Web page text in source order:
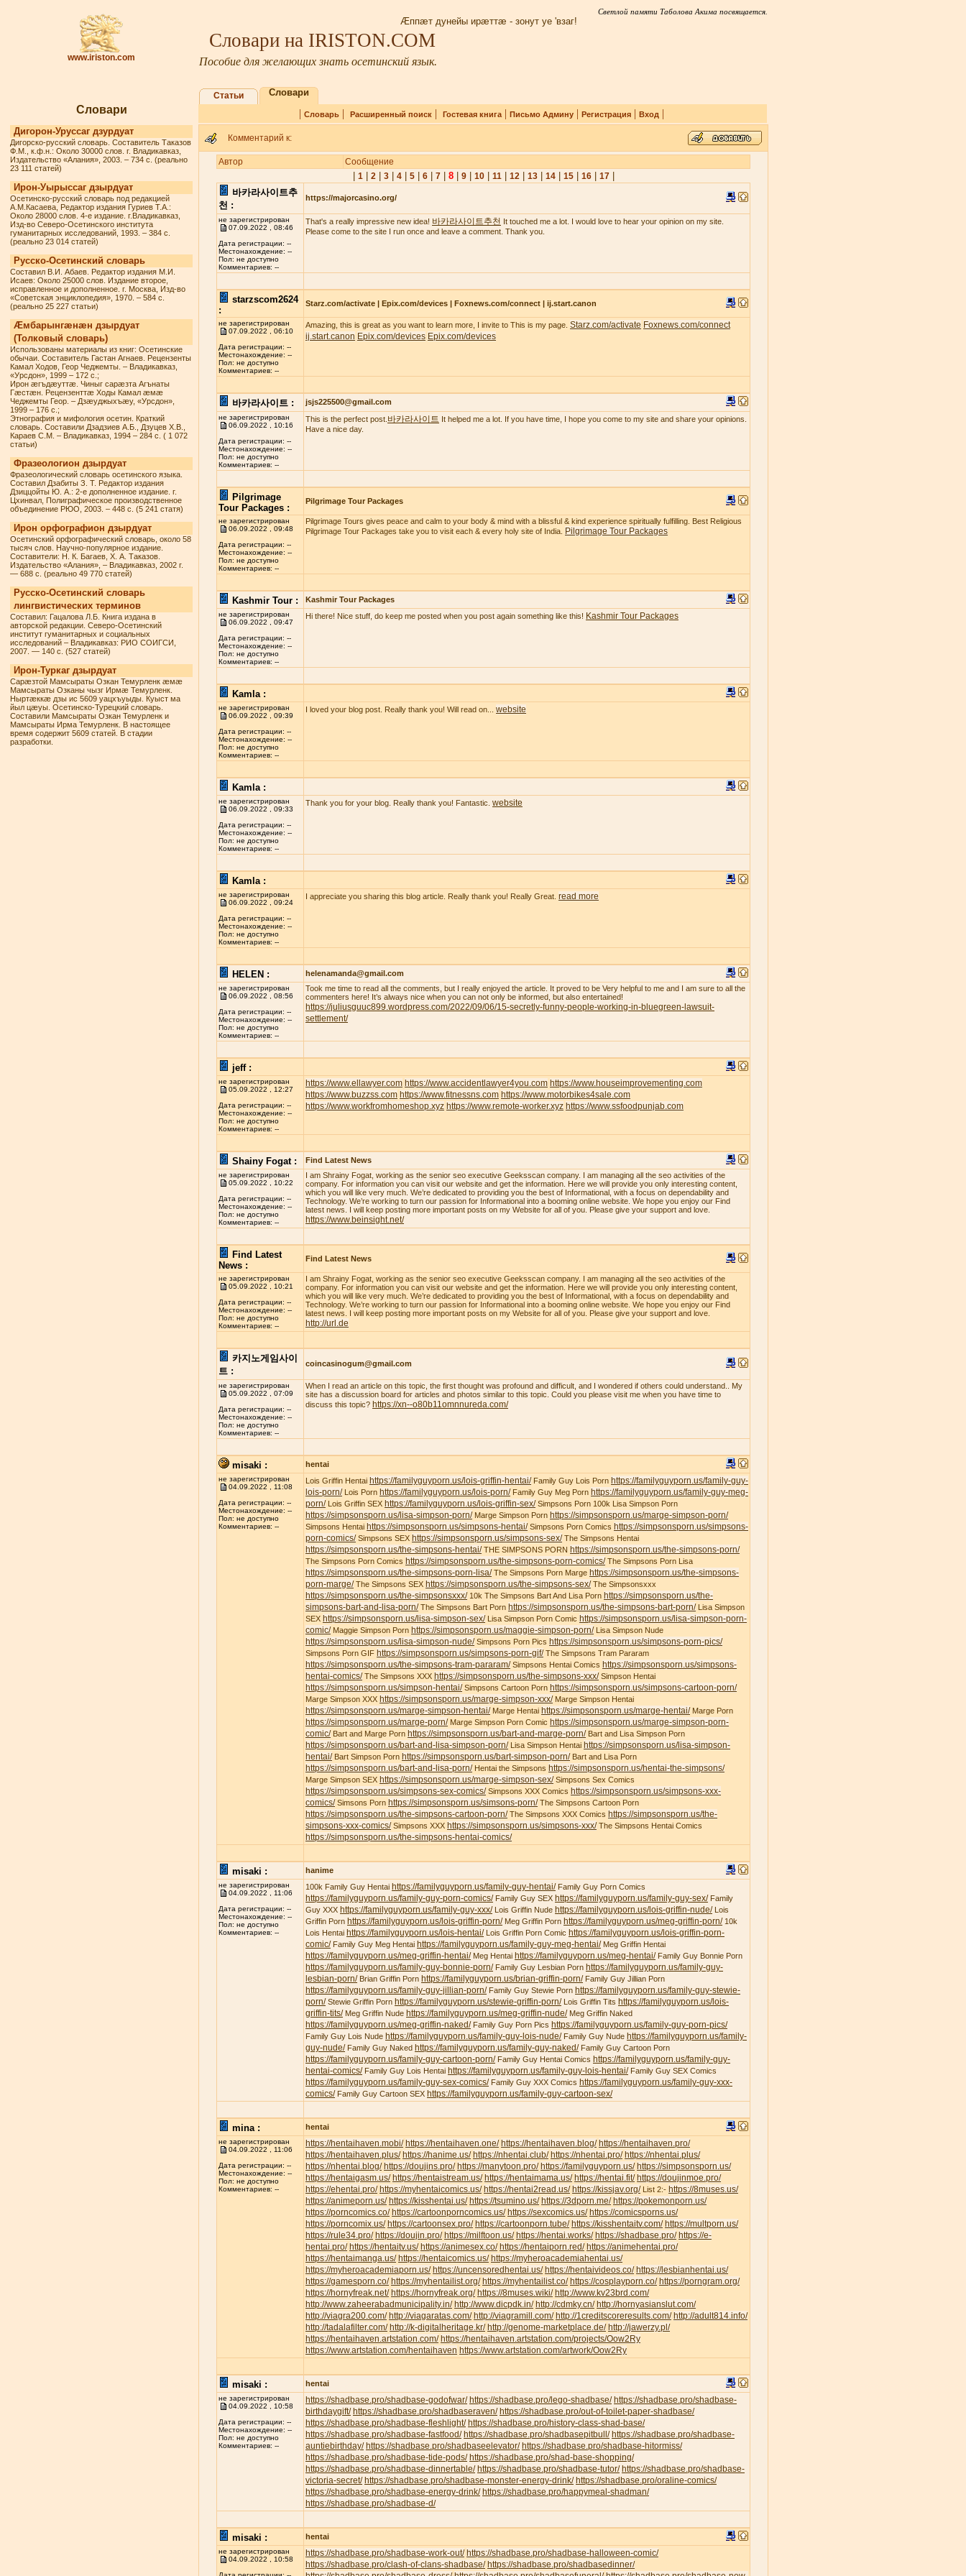
www.iriston.com
Светлой памяти Таболова Акима посвящается.
Æппæт дунейы ирæттæ - зонут уе 'взаг!
Словари на IRISTON.COM
Пособие для желающих знать осетинский язык.
Словари
Дигорон-Уруссаг дзурдуат
Дигорско-русский словарь. Составитель Таказов
Ф.М., к.ф.н.: Около 30000 слов. г. Владикавказ,
Издательство «Алания», 2003. – 734 с. (реально
23 111 статей)
Ирон-Уырыссаг дзырдуат
Осетинско-русский словарь под редакцией
А.М.Касаева, Редактор издания Гуриев Т.А.:
Около 28000 слов. 4-е издание. г.Владикавказ,
Изд-во Северо-Осетинского института
гуманитарных исследований, 1993. – 384 с.
(реально 23 014 статей)
Русско-Осетинский словарь
Составил В.И. Абаев. Редактор издания М.И.
Исаев: Около 25000 слов. Издание второе,
исправленное и дополненное. г. Москва, Изд-во
«Советская энциклопедия», 1970. – 584 с.
(реально 25 227 статьи)
Æмбарынгæнæн дзырдуат
(Толковый словарь)
Использованы материалы из книг: Осетинские
обычаи. Составитель Гастан Агнаев. Рецензенты
Камал Ходов, Геор Чеджемты. – Владикавказ,
«Урсдон», 1999 – 172 с.;
Ирон æгъдæуттæ. Чиныг сарæзта Агънаты
Гæстæн. Рецензенттæ Ходы Камал æмæ
Чеджемты Геор. – Дзæуджыхъæу, «Урсдон»,
1999 – 176 с.;
Этнография и мифология осетин. Краткий
словарь. Составили Дзадзиев А.Б., Дзуцев Х.В.,
Караев С.М. – Владикавказ, 1994 – 284 с. ( 1 072
статьи)
Фразеологион дзырдуат
Фразеологический словарь осетинского языка.
Составил Дзабиты З. Т. Редактор издания
Дзиццойты Ю. А.: 2-е дополненное издание. г.
Цхинвал, Полиграфическое производственное
объединение РЮО, 2003. – 448 с. (5 241 статя)
Ирон орфографион дзырдуат
Осетинский орфографический словарь, около 58
тысяч слов. Научно-популярное издание.
Составители: Н. К. Багаев, Х. А. Таказов.
Издательство «Алания», – Владикавказ, 2002 г.
— 688 с. (реально 49 770 статей)
Русско-Осетинский словарь
лингвистических терминов
Составил: Гацалова Л.Б. Книга издана в
авторской редакции. Северо-Осетинский
институт гуманитарных и социальных
исследований – Владикавказ: РИО СОИГСИ,
2007. — 140 с. (527 статей)
Ирон-Туркаг дзырдуат
Сарæзтой Мамсыраты Озкан Темурленк æмæ
Мамсыраты Озканы чызг Ирмæ Темурленк.
Ныртæккæ дзы ис 5609 уацхъуыды. Куыст ма
йыл цæуы. Осетинско-Турецкий словарь.
Составили Мамсыраты Озкан Темурленк и
Мамсыраты Ирма Темурленк. В настоящее
время содержит 5609 статей. В стадии
разработки.
Статьи Словари
| Словарь| Расширенный поиск| Гостевая книга| Письмо Админу| Регистрация| Вход |
Комментарий к:
Автор Сообщение
1| 2| 3| 4| 5| 6| 7| 8| 9| 10| 11| 12| 13| 14| 15| 16| 17|
바카라사이트추
천 :
https://majorcasino.org/
не зарегистрирован
07.09.2022 , 08:46
Дата регистрации: --
Местонахождение: --
Пол: не доступно
Комментариев: --
That's a really impressive new idea! 바카라사이트추천 It touched me a lot. I would love to hear your opinion on my site.
Please come to the site I run once and leave a comment. Thank you.
starzscom2624
:
Starz.com/activate | Epix.com/devices | Foxnews.com/connect | ij.start.canon
не зарегистрирован
07.09.2022 , 06:10
Дата регистрации: --
Местонахождение: --
Пол: не доступно
Комментариев: --
Amazing, this is great as you want to learn more, I invite to This is my page. Starz.com/activate Foxnews.com/connect
ij.start.canon Epix.com/devices Epix.com/devices
바카라사이트 : jsjs225500@gmail.com
не зарегистрирован
06.09.2022 , 10:16
Дата регистрации: --
Местонахождение: --
Пол: не доступно
Комментариев: --
This is the perfect post. 바카라사이트 It helped me a lot. If you have time, I hope you come to my site and share your opinions.
Have a nice day.
Pilgrimage
Tour Packages :
Pilgrimage Tour Packages
не зарегистрирован
06.09.2022 , 09:48
Дата регистрации: --
Местонахождение: --
Пол: не доступно
Комментариев: --
Pilgrimage Tours gives peace and calm to your body & mind with a blissful & kind experience spiritually fulfilling. Best Religious
Pilgrimage Tour Packages take you to visit each & every holy site of India.
Pilgrimage Tour Packages
Kashmir Tour : Kashmir Tour Packages
не зарегистрирован
06.09.2022 , 09:47
Дата регистрации: --
Местонахождение: --
Пол: не доступно
Комментариев: --
Hi there! Nice stuff, do keep me posted when you post again something like this! Kashmir Tour Packages
Kamla :
не зарегистрирован
06.09.2022 , 09:39
Дата регистрации: --
Местонахождение: --
Пол: не доступно
Комментариев: --
I loved your blog post. Really thank you! Will read on... website
Kamla :
не зарегистрирован
06.09.2022 , 09:33
Дата регистрации: --
Местонахождение: --
Пол: не доступно
Комментариев: --
Thank you for your blog. Really thank you! Fantastic. website
Kamla :
не зарегистрирован
06.09.2022 , 09:24
Дата регистрации: --
Местонахождение: --
Пол: не доступно
Комментариев: --
I appreciate you sharing this blog article. Really thank you! Really Great. read more
HELEN : helenamanda@gmail.com
не зарегистрирован
06.09.2022 , 08:56
Дата регистрации: --
Местонахождение: --
Пол: не доступно
Комментариев: --
Took me time to read all the comments, but I really enjoyed the article. It proved to be Very helpful to me and I am sure to all the
commenters here! It’s always nice when you can not only be informed, but also entertained!
https://juliusguuc899.wordpress.com/2022/09/06/15-secretly-funny-people-working-in-bluegreen-lawsuit-
settlement/
jeff :
не зарегистрирован
05.09.2022 , 12:27
Дата регистрации: --
Местонахождение: --
Пол: не доступно
Комментариев: --
https://www.ellawyer.com https://www.accidentlawyer4you.com https://www.houseimprovementing.com
https://www.buzzss.com https://www.fitnessns.com https://www.motorbikes4sale.com
https://www.workfromhomeshop.xyz https://www.remote-worker.xyz https://www.ssfoodpunjab.com
Shainy Fogat : Find Latest News
не зарегистрирован
05.09.2022 , 10:22
Дата регистрации: --
Местонахождение: --
Пол: не доступно
Комментариев: --
I am Shrainy Fogat, working as the senior seo executive Geeksscan company. I am managing all the seo activities of the
company. For information you can visit our website and get the information. Here we will provide you only interesting content,
which you will like very much. We’re dedicated to providing you the best of Informational, with a focus on dependability and
Technology. We’re working to turn our passion for Informational into a booming online website. We hope you enjoy our Find
latest news. I will keep posting more important posts on my Website for all of you. Please give your support and love.
https://www.beinsight.net/
Find Latest
News :
Find Latest News
не зарегистрирован
05.09.2022 , 10:21
Дата регистрации: --
Местонахождение: --
Пол: не доступно
Комментариев: --
I am Shrainy Fogat, working as the senior seo executive Geeksscan company. I am managing all the seo activities of the
company. For information you can visit our website and get the information. Here we will provide you only interesting content,
which you will like very much. We’re dedicated to providing you the best of Informational, with a focus on dependability and
Technology. We’re working to turn our passion for Informational into a booming online website. We hope you enjoy our Find
latest news. I will keep posting more important posts on my Website for all of you. Please give your support and love.
http://url.de
카지노게임사이
트 :
coincasinogum@gmail.com
не зарегистрирован
05.09.2022 , 07:09
Дата регистрации: --
Местонахождение: --
Пол: не доступно
Комментариев: --
When I read an article on this topic, the first thought was profound and difficult, and I wondered if others could understand.. My
site has a discussion board for articles and photos similar to this topic. Could you please visit me when you have time to
discuss this topic? https://xn--o80b11omnnureda.com/
misaki : hentai
не зарегистрирован
04.09.2022 , 11:08
Дата регистрации: --
Местонахождение: --
Пол: не доступно
Комментариев: --
Lois Griffin Hentai https://familyguyporn.us/lois-griffin-hentai/Family Guy Lois Porn https://familyguyporn.us/family-guy-
lois-porn/Lois Porn https://familyguyporn.us/lois-porn/Family Guy Meg Porn https://familyguyporn.us/family-guy-meg-
porn/Lois Griffin SEX https://familyguyporn.us/lois-griffin-sex/Simpsons Porn 100k Lisa Simpson Porn
https://simpsonsporn.us/lisa-simpson-porn/Marge Simpson Porn https://simpsonsporn.us/marge-simpson-porn/
Simpsons Hentai https://simpsonsporn.us/simpsons-hentai/Simpsons Porn Comics https://simpsonsporn.us/simpsons-
porn-comics/Simpsons SEX https://simpsonsporn.us/simpsons-sex/The Simpsons Hentai
https://simpsonsporn.us/the-simpsons-hentai/THE SIMPSONS PORN https://simpsonsporn.us/the-simpsons-porn/
The Simpsons Porn Comics https://simpsonsporn.us/the-simpsons-porn-comics/The Simpsons Porn Lisa
https://simpsonsporn.us/the-simpsons-porn-lisa/The Simpsons Porn Marge https://simpsonsporn.us/the-simpsons-
porn-marge/The Simpsons SEX https://simpsonsporn.us/the-simpsons-sex/The Simpsonsxxx
https://simpsonsporn.us/the-simpsonsxxx/10k The Simpsons Bart And Lisa Porn https://simpsonsporn.us/the-
simpsons-bart-and-lisa-porn/The Simpsons Bart Porn https://simpsonsporn.us/the-simpsons-bart-porn/Lisa Simpson
SEX https://simpsonsporn.us/lisa-simpson-sex/Lisa Simpson Porn Comic https://simpsonsporn.us/lisa-simpson-porn-
comic/Maggie Simpson Porn https://simpsonsporn.us/maggie-simpson-porn/Lisa Simpson Nude
https://simpsonsporn.us/lisa-simpson-nude/Simpsons Porn Pics https://simpsonsporn.us/simpsons-porn-pics/
Simpsons Porn GIF https://simpsonsporn.us/simpsons-porn-gif/The Simpsons Tram Pararam
https://simpsonsporn.us/the-simpsons-tram-pararam/Simpsons Hentai Comics https://simpsonsporn.us/simpsons-
hentai-comics/The Simpsons XXX https://simpsonsporn.us/the-simpsons-xxx/Simpson Hentai
https://simpsonsporn.us/simpson-hentai/Simpsons Cartoon Porn https://simpsonsporn.us/simpsons-cartoon-porn/
Marge Simpson XXX https://simpsonsporn.us/marge-simpson-xxx/Marge Simpson Hentai
https://simpsonsporn.us/marge-simpson-hentai/Marge Hentai https://simpsonsporn.us/marge-hentai/Marge Porn
https://simpsonsporn.us/marge-porn/Marge Simpson Porn Comic https://simpsonsporn.us/marge-simpson-porn-
comic/Bart and Marge Porn https://simpsonsporn.us/bart-and-marge-porn/Bart and Lisa Simpson Porn
https://simpsonsporn.us/bart-and-lisa-simpson-porn/Lisa Simpson Hentai https://simpsonsporn.us/lisa-simpson-
hentai/Bart Simpson Porn https://simpsonsporn.us/bart-simpson-porn/Bart and Lisa Porn
https://simpsonsporn.us/bart-and-lisa-porn/Hentai the Simpsons https://simpsonsporn.us/hentai-the-simpsons/
Marge Simpson SEX https://simpsonsporn.us/marge-simpson-sex/Simpsons Sex Comics
https://simpsonsporn.us/simpsons-sex-comics/Simpsons XXX Comics https://simpsonsporn.us/simpsons-xxx-
comics/Simsons Porn https://simpsonsporn.us/simsons-porn/The Simpsons Cartoon Porn
https://simpsonsporn.us/the-simpsons-cartoon-porn/The Simpsons XXX Comics https://simpsonsporn.us/the-
simpsons-xxx-comics/Simpsons XXX https://simpsonsporn.us/simpsons-xxx/The Simpsons Hentai Comics
https://simpsonsporn.us/the-simpsons-hentai-comics/
misaki : hanime
не зарегистрирован
04.09.2022 , 11:06
Дата регистрации: --
Местонахождение: --
Пол: не доступно
Комментариев: --
100k Family Guy Hentai https://familyguyporn.us/family-guy-hentai/Family Guy Porn Comics
https://familyguyporn.us/family-guy-porn-comics/Family Guy SEX https://familyguyporn.us/family-guy-sex/Family
Guy XXX https://familyguyporn.us/family-guy-xxx/Lois Griffin Nude https://familyguyporn.us/lois-griffin-nude/Lois
Griffin Porn https://familyguyporn.us/lois-griffin-porn/Meg Griffin Porn https://familyguyporn.us/meg-griffin-porn/10k
Lois Hentai https://familyguyporn.us/lois-hentai/Lois Griffin Porn Comic https://familyguyporn.us/lois-griffin-porn-
comic/Family Guy Meg Hentai https://familyguyporn.us/family-guy-meg-hentai/Meg Griffin Hentai
https://familyguyporn.us/meg-griffin-hentai/Meg Hentai https://familyguyporn.us/meg-hentai/Family Guy Bonnie Porn
https://familyguyporn.us/family-guy-bonnie-porn/Family Guy Lesbian Porn https://familyguyporn.us/family-guy-
lesbian-porn/Brian Griffin Porn https://familyguyporn.us/brian-griffin-porn/Family Guy Jillian Porn
https://familyguyporn.us/family-guy-jillian-porn/Family Guy Stewie Porn https://familyguyporn.us/family-guy-stewie-
porn/Stewie Griffin Porn https://familyguyporn.us/stewie-griffin-porn/Lois Griffin Tits https://familyguyporn.us/lois-
griffin-tits/Meg Griffin Nude https://familyguyporn.us/meg-griffin-nude/Meg Griffin Naked
https://familyguyporn.us/meg-griffin-naked/Family Guy Porn Pics https://familyguyporn.us/family-guy-porn-pics/
Family Guy Lois Nude https://familyguyporn.us/family-guy-lois-nude/Family Guy Nude https://familyguyporn.us/family-
guy-nude/Family Guy Naked https://familyguyporn.us/family-guy-naked/Family Guy Cartoon Porn
https://familyguyporn.us/family-guy-cartoon-porn/Family Guy Hentai Comics https://familyguyporn.us/family-guy-
hentai-comics/Family Guy Lois Hentai https://familyguyporn.us/family-guy-lois-hentai/Family Guy SEX Comics
https://familyguyporn.us/family-guy-sex-comics/Family Guy XXX Comics https://familyguyporn.us/family-guy-xxx-
comics/Family Guy Cartoon SEX https://familyguyporn.us/family-guy-cartoon-sex/
mina : hentai
не зарегистрирован
04.09.2022 , 11:06
Дата регистрации: --
Местонахождение: --
Пол: не доступно
Комментариев: --
https://hentaihaven.mobi/ https://hentaihaven.one/ https://hentaihaven.blog/ https://hentaihaven.pro/
https://hentaihaven.plus/ https://hanime.us/ https://nhentai.club/ https://nhentai.pro/ https://nhentai.plus/
https://nhentai.blog/ https://doujins.pro/ https://manytoon.pro/ https://familyguyporn.us/ https://simpsonsporn.us/
https://hentaigasm.us/ https://hentaistream.us/ https://hentaimama.us/ https://hentai.fit/ https://doujinmoe.pro/
https://ehentai.pro/ https://myhentaicomics.us/ https://hentai2read.us/ https://kissjav.org/List 2:- https://8muses.us/
https://animeporn.us/ https://kisshentai.us/ https://tsumino.us/ https://3dporn.me/ https://pokemonporn.us/
https://porncomics.co/ https://cartoonporncomics.us/ https://sexcomics.us/ https://comicsporns.us/
https://porncomix.us/ https://cartoonsex.pro/ https://cartoonporn.tube/ https://kisshentaitv.com/ https://multporn.us/
https://rule34.pro/ https://doujin.pro/ https://milftoon.us/ https://hentai.works/ https://shadbase.pro/ https://e-
hentai.pro/ https://hentaitv.us/ https://animesex.co/ https://hentaiporn.red/ https://animehentai.pro/
https://hentaimanga.us/ https://hentaicomics.us/ https://myheroacademiahentai.us/
https://myheroacademiaporn.us/ https://uncensoredhentai.us/ https://hentaivideos.co/ https://lesbianhentai.us/
https://gamesporn.co/ https://myhentailist.org/ https://myhentailist.co/ https://cosplayporn.co/ https://porngram.org/
https://hornyfreak.net/ https://hornyfreak.org/ https://8muses.wiki/ http://www.kv23brd.com/
http://www.zaheerabadmunicipality.in/ http://www.dicpdk.in/ http://cdmky.cn/ http://hornyasianslut.com/
http://viagra200.com/ http://viagaratas.com/ http://viagramill.com/ http://1creditscoreresults.com/ http://adult814.info/
http://tadalafilter.com/ http://k-digitalheritage.kr/ http://genome-marketplace.de/ http://jawerzy.pl/
https://hentaihaven.artstation.com/ https://hentaihaven.artstation.com/projects/Oow2Ry
https://www.artstation.com/hentaihaven https://www.artstation.com/artwork/Oow2Ry
misaki : hentai
не зарегистрирован
04.09.2022 , 10:58
Дата регистрации: --
Местонахождение: --
Пол: не доступно
Комментариев: --
https://shadbase.pro/shadbase-godofwar/ https://shadbase.pro/lego-shadbase/ https://shadbase.pro/shadbase-
birthdaygift/ https://shadbase.pro/shadbaseraven/ https://shadbase.pro/out-of-toilet-paper-shadbase/
https://shadbase.pro/shadbase-fleshlight/ https://shadbase.pro/history-class-shad-base/
https://shadbase.pro/shadbase-fastfood/ https://shadbase.pro/shadbasepitbull/ https://shadbase.pro/shadbase-
auntiebirthday/ https://shadbase.pro/shadbaseelevator/ https://shadbase.pro/shadbase-hitormiss/
https://shadbase.pro/shadbase-tide-pods/ https://shadbase.pro/shad-base-shopping/
https://shadbase.pro/shadbase-dinnertable/ https://shadbase.pro/shadbase-tutor/ https://shadbase.pro/shadbase-
victoria-secret/ https://shadbase.pro/shadbase-monster-energy-drink/ https://shadbase.pro/oraline-comics/
https://shadbase.pro/shadbase-energy-drink/ https://shadbase.pro/happymeal-shadman/
https://shadbase.pro/shadbase-d/
misaki : hentai
не зарегистрирован
04.09.2022 , 10:58
https://shadbase.pro/shadbase-work-out/ https://shadbase.pro/shadbase-halloween-comic/
https://shadbase.pro/clash-of-clans-shadbase/ https://shadbase.pro/shadbasedinner/